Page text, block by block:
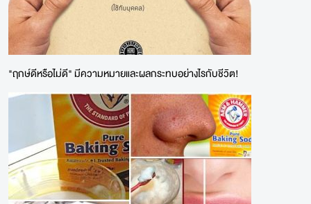
"ฤกษ์ดีหรือไม่ดี" มีความหมายและผลกระทบอย่างไรกับชีวิต!